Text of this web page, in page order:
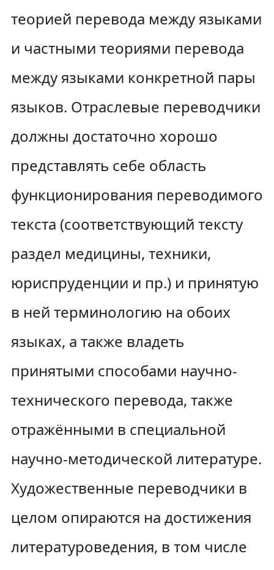
теорией перевода между языками
и частными теориями перевода
между языками конкретной пары
языков. Отраслевые переводчики
должны достаточно хорошо
представлять себе область
функционирования переводимого
текста (соответствующий тексту
раздел медицины, техники,
юриспруденции и пр.) и принятую
в ней терминологию на обоих
языках, а также владеть
принятыми способами научно-
технического перевода, также
отражёнными в специальной
научно-методической литературе.
Художественные переводчики в
целом опираются на достижения
литературоведения, в том числе